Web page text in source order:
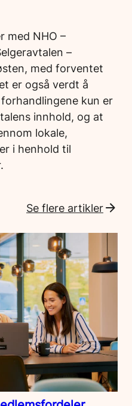
med NHO –
–
med forventet
er også verdt å
kun er
innhold, og at
lokale,
i henhold til
Se flere artikler